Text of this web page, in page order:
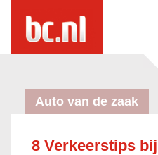
Auto van de zaak
8 Verkeerstips